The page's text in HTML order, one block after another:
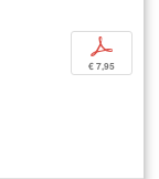
p
€ 7,95